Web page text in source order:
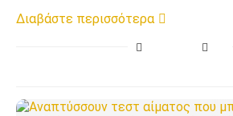
Διαβάστε περισσότερα